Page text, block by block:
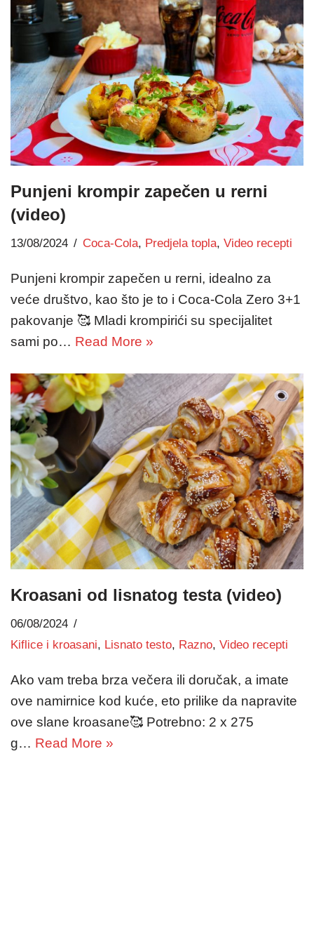
Punjeni krompir zapečen u rerni
(video)
13/08/2024 Coca-Cola, Predjela topla, Video recepti
Punjeni krompir zapečen u rerni, idealno za
veće društvo, kao što je to i Coca-Cola Zero 3+1
pakovanje 🥰 Mladi krompirići su specijalitet
sami po… Read More »
Kroasani od lisnatog testa (video)
06/08/2024
Kiflice i kroasani, Lisnato testo, Razno, Video recepti
Ako vam treba brza večera ili doručak, a imate
ove namirnice kod kuće, eto prilike da napravite
ove slane kroasane🥰 Potrebno: 2 x 275
g… Read More »